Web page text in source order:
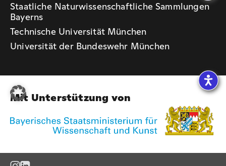
Staatliche Naturwissenschaftliche Sammlungen
Bayerns
Technische Universität München
Universität der Bundeswehr München
Mit Unterstützung von